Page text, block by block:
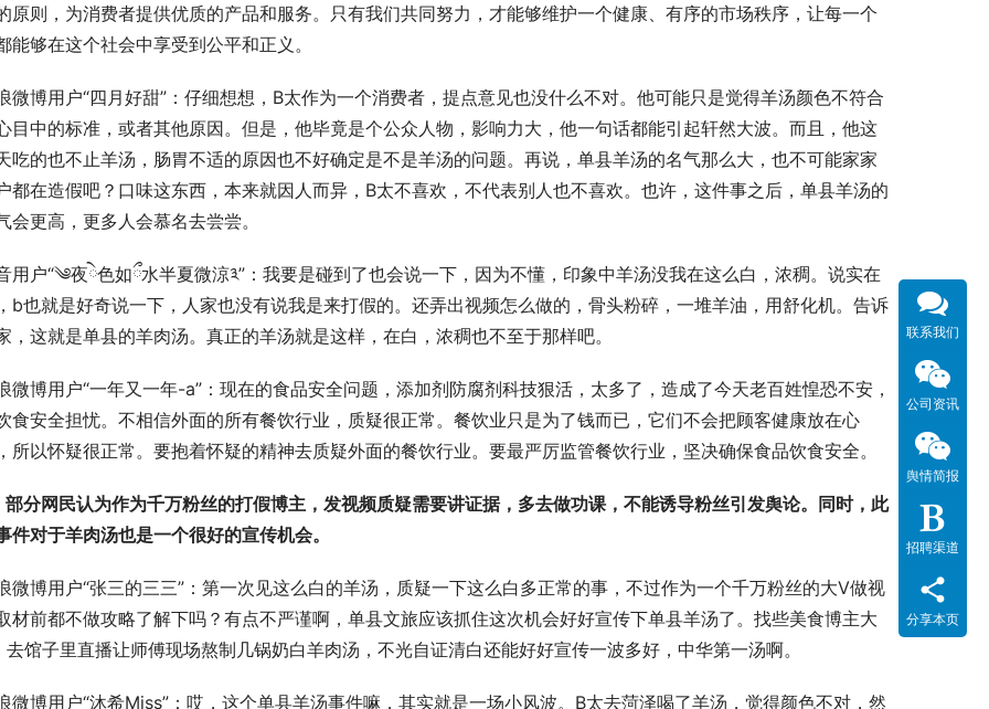
原则，为消费者提供优质的产品和服务。只有我们共同努力，才能够维护一个健康、有序的市场秩序，让每一个
能够在这个社会中享受到公平和正义。
微博用户“四月好甜”：仔细想想，B太作为一个消费者，提点意见也没什么不对。他可能只是觉得羊汤颜色不符合
目中的标准，或者其他原因。但是，他毕竟是个公众人物，影响力大，他一句话都能引起轩然大波。而且，他这
吃的也不止羊汤，肠胃不适的原因也不好确定是不是羊汤的问题。再说，单县羊汤的名气那么大，也不可能家家
都在造假吧？口味这东西，本来就因人而异，B太不喜欢，不代表别人也不喜欢。也许，这件事之后，单县羊汤的
会更高，更多人会慕名去尝尝。
用户“༄夜ེ色如ྀ水半夏微涼༣”：我要是碰到了也会说一下，因为不懂，印象中羊汤没我在这么白，浓稠。说实在
b也就是好奇说一下，人家也没有说我是来打假的。还弄出视频怎么做的，骨头粉碎，一堆羊油，用舒化机。告诉
，这就是单县的羊肉汤。真正的羊汤就是这样，在白，浓稠也不至于那样吧。
微博用户“一年又一年-a”：现在的食品安全问题，添加剂防腐剂科技狠活，太多了，造成了今天老百姓惶恐不安，
食安全担忧。不相信外面的所有餐饮行业，质疑很正常。餐饮业只是为了钱而已，它们不会把顾客健康放在心
所以怀疑很正常。要抱着怀疑的精神去质疑外面的餐饮行业。要最严厉监管餐饮行业，坚决确保食品饮食安全。
部分网民认为作为千万粉丝的打假博主，发视频质疑需要讲证据，多去做功课，不能诱导粉丝引发舆论。同时，此
件对于羊肉汤也是一个很好的宣传机会。
微博用户“张三的三三”：第一次见这么白的羊汤，质疑一下这么白多正常的事，不过作为一个千万粉丝的大V做视
材前都不做攻略了解下吗？有点不严谨啊，单县文旅应该抓住这次机会好好宣传下单县羊汤了。找些美食博主大
去馆子里直播让师傅现场熬制几锅奶白羊肉汤，不光自证清白还能好好宣传一波多好，中华第一汤啊。
微博用户“沐希Miss”：哎，这个单县羊汤事件嘛，其实就是一场小风波。B太去菏泽喝了羊汤，觉得颜色不对，然
联系我们
公司资讯
舆情简报
招聘渠道
分享本页